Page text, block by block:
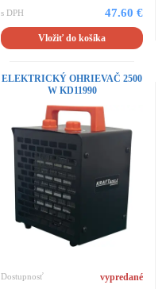
s DPH 47.60 €
Vložiť do košíka
ELEKTRICKÝ OHRIEVAČ 2500
W KD11990
Dostupnosť vypredané